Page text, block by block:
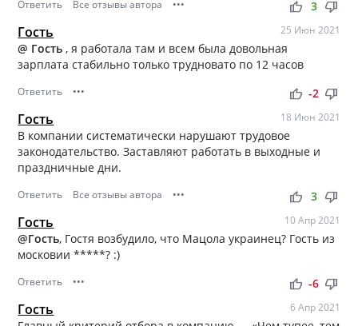
Ответить Все отзывы автора ••• thumb_up thumb_down
3
Гость 25 Июн 2021
@ Гость, я работала там и всем была довольная
зарплата стабильно только трудновато по 12 часов
Ответить ••• thumb_up thumb_down
-2
Гость 18 Июн 2021
В компании систематически нарушают трудовое
законодательство. Заставляют работать в выходные и
праздничные дни.
Ответить Все отзывы автора ••• thumb_up thumb_down
3
Гость 10 Апр 2021
@Гость, Гостя возбудило, что Мацола украинец? Гость из
московии *****? :)
Ответить ••• thumb_up thumb_down
-6
Гость 6 Апр 2021